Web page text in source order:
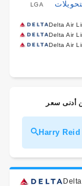
LGA
Delta Air
Delta Air
Delta Air
أدنى سعر